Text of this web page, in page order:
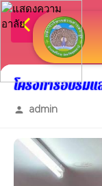
arrow_back_ios กลับเมนูหลัก
โครงการอบรม
person admin